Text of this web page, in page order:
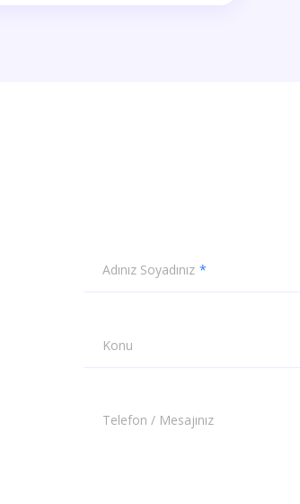
Adınız Soyadınız
Konu
Telefon / Mesajınız